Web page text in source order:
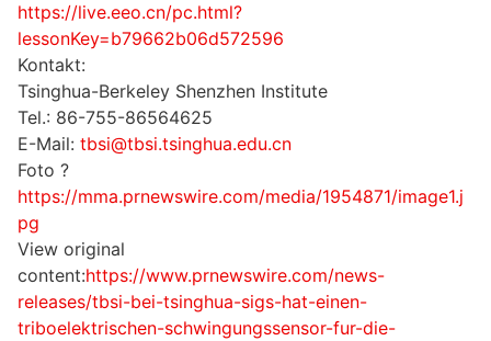
https://live.eeo.cn/pc.html?
lessonKey=b79662b06d572596
Kontakt:
Tsinghua-Berkeley Shenzhen Institute
Tel.: 86-755-86564625
E-Mail: tbsi@tbsi.tsinghua.edu.cn
Foto ?
https://mma.prnewswire.com/media/1954871/image1.j
pg
View original
content:https://www.prnewswire.com/news-
releases/tbsi-bei-tsinghua-sigs-hat-einen-
triboelektrischen-schwingungssensor-fur-die-